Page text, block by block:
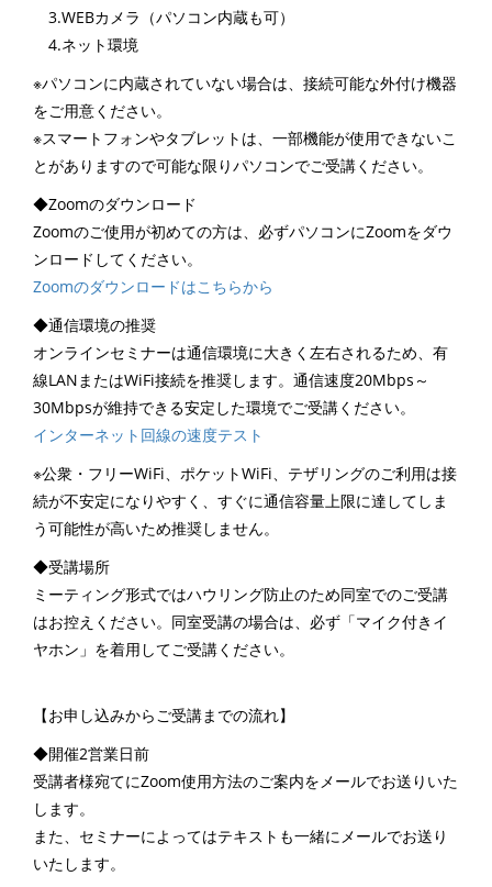
3.WEBカメラ（パソコン内蔵も可）
4.ネット環境
※パソコンに内蔵されていない場合は、接続可能な外付け機器
をご用意ください。
※スマートフォンやタブレットは、一部機能が使用できないこ
とがありますので可能な限りパソコンでご受講ください。
◆Zoomのダウンロード
Zoomのご使用が初めての方は、必ずパソコンにZoomをダウ
ンロードしてください。
Zoomのダウンロードはこちらから
◆通信環境の推奨
オンラインセミナーは通信環境に大きく左右されるため、有
線LANまたはWiFi接続を推奨します。通信速度20Mbps～
30Mbpsが維持できる安定した環境でご受講ください。
インターネット回線の速度テスト
※公衆・フリーWiFi、ポケットWiFi、テザリングのご利用は接
続が不安定になりやすく、すぐに通信容量上限に達してしま
う可能性が高いため推奨しません。
◆受講場所
ミーティング形式ではハウリング防止のため同室でのご受講
はお控えください。同室受講の場合は、必ず「マイク付きイ
ヤホン」を着用してご受講ください。
【お申し込みからご受講までの流れ】
◆開催2営業日前
受講者様宛てにZoom使用方法のご案内をメールでお送りいた
します。
また、セミナーによってはテキストも一緒にメールでお送り
いたします。